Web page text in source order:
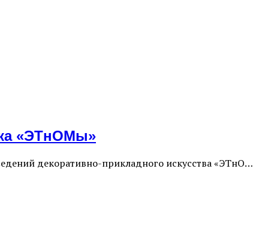
«ЭТнОМы»
декоративно-прикладного искусства «ЭТнО…